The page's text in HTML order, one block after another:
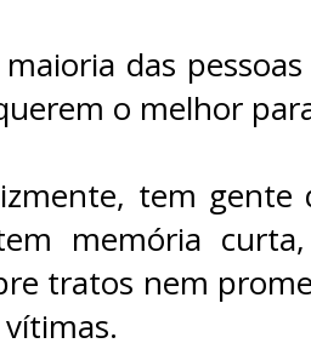
das
o melhor
tem gente
memória curta,
tratos nem